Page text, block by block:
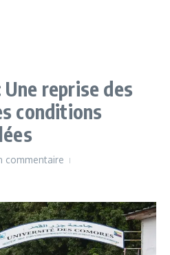
reprise des
conditions
commentaire